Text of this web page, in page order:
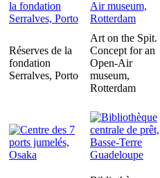
Réserves de la
fondation
Serralves, Porto
Art on the Spit.
Concept for an
Open-Air
museum,
Rotterdam